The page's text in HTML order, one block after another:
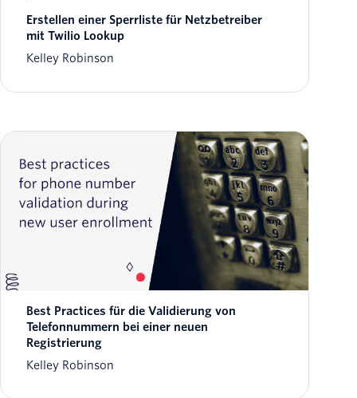
Erstellen einer Sperrliste für Netzbetreiber
mit Twilio Lookup
Kelley Robinson
Best Practices für die Validierung von
Telefonnummern bei einer neuen
Registrierung
Kelley Robinson